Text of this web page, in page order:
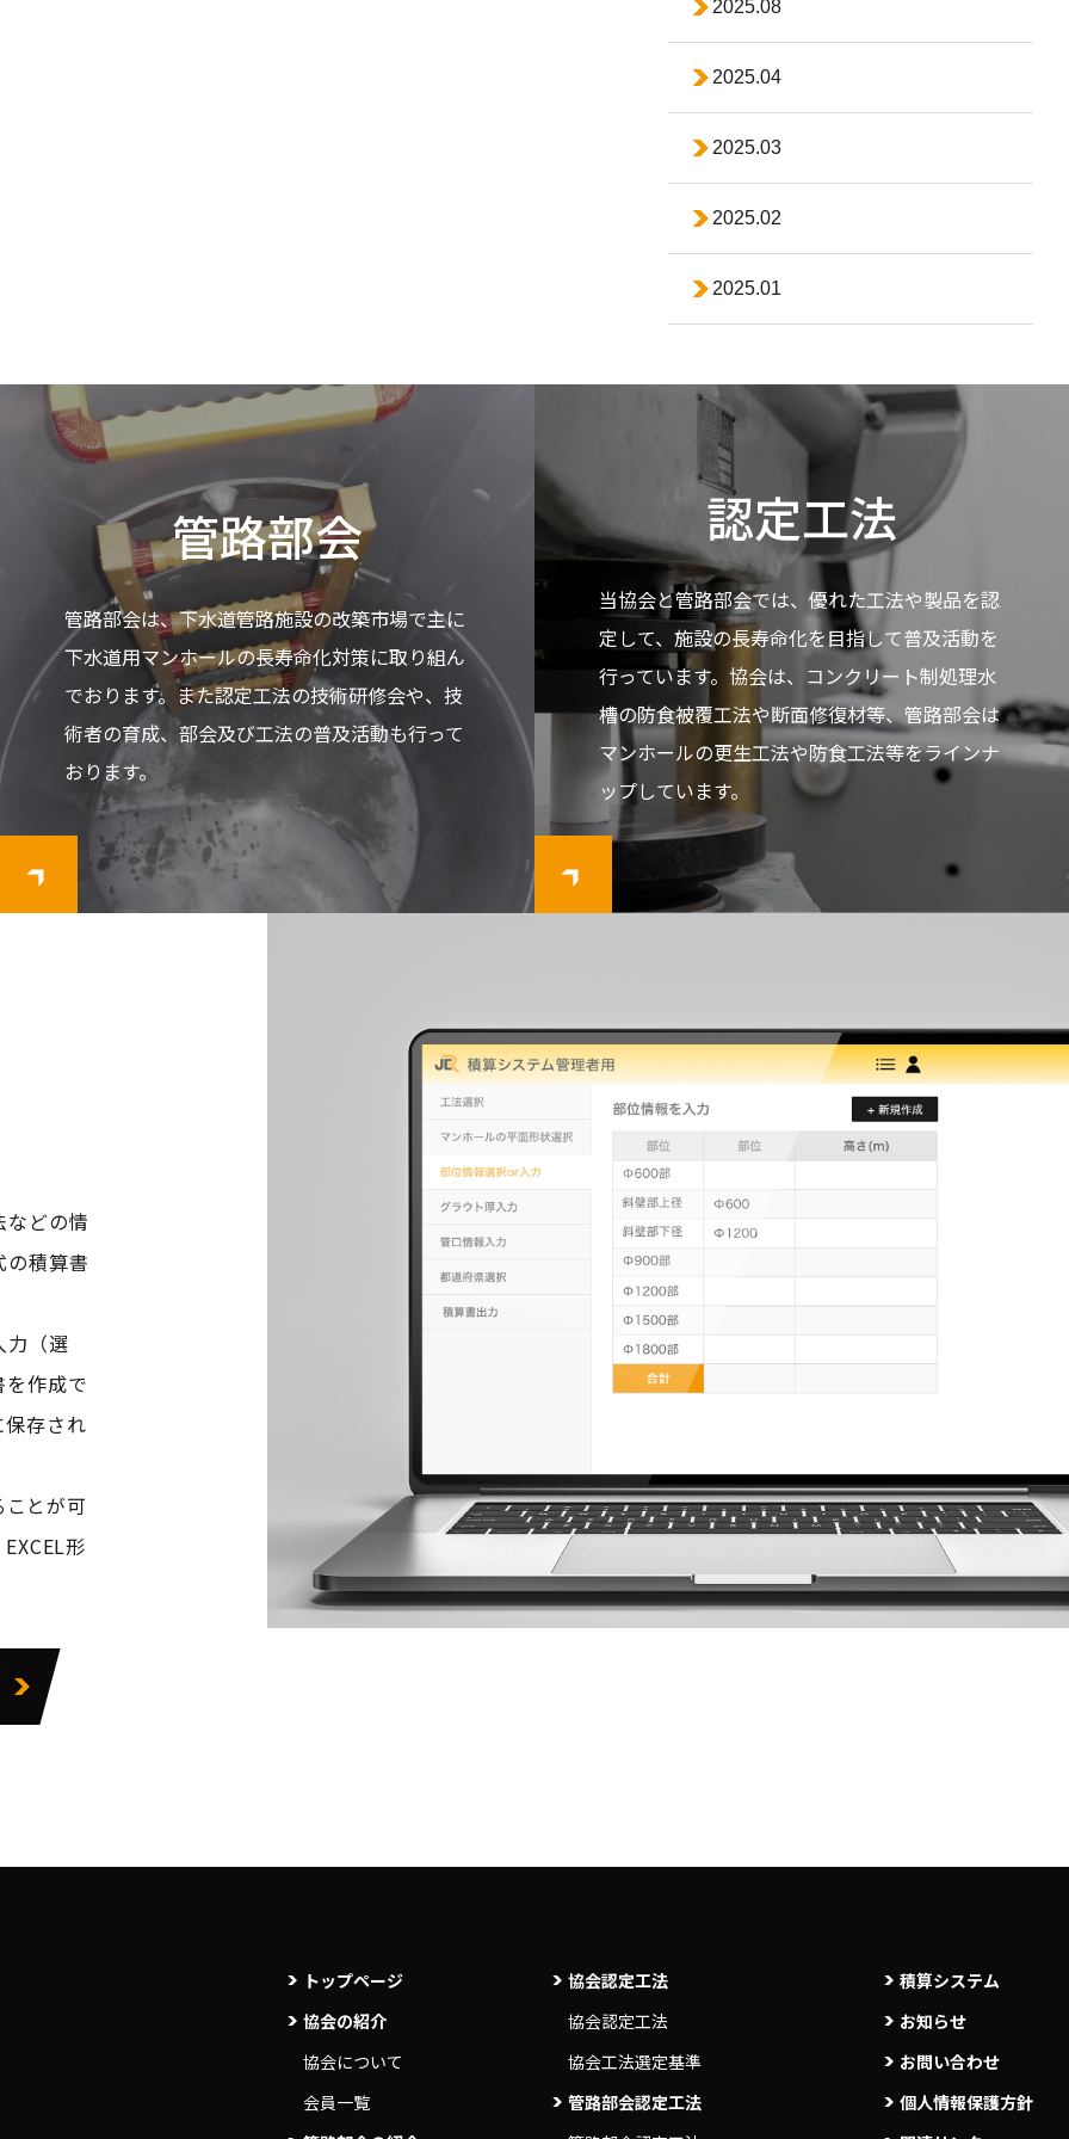
2025.08
2025.04
2025.03
2025.02
2025.01
管路部会
管路部会は、下水道管路施設の改築市場で主に
下水道用マンホールの長寿命化対策に取り組ん
でおります。また認定工法の技術研修会や、技
術者の育成、部会及び工法の普及活動も行って
おります。
認定工法
当協会と管路部会では、優れた工法や製品を認
定して、施設の長寿命化を目指して普及活動を
行っています。協会は、コンクリート制処理水
槽の防食被覆工法や断面修復材等、管路部会は
マンホールの更生工法や防食工法等をラインナ
ップしています。
などの情
の積算書
力（選
作成で
存され
ことが可
形
トップページ
協会の紹介
協会について
会員一覧
協会認定工法
協会認定工法
協会工法選定基準
管路部会認定工法
積算システム
お知らせ
お問い合わせ
個人情報保護方針